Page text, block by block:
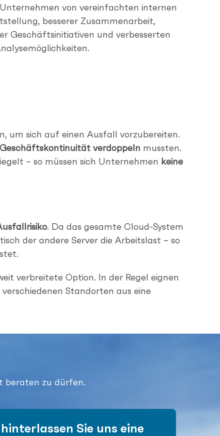
von vereinfachten internen
besserer Zusammenarbeit,
Geschäftsinitiativen und verbesserten
um sich auf einen Ausfall vorzubereiten.
verdoppeln mussten.
– so müssen sich Unternehmen keine
. Da das gesamte Cloud-System
der andere Server die Arbeitslast – so
verbreitete Option. In der Regel eignen
Standorten aus eine
beraten zu dürfen.
Sie uns eine